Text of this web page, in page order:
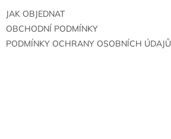
JAK OBJEDNAT
OBCHODNÍ PODMÍNKY
PODMÍNKY OCHRANY OSOBNÍCH ÚDAJŮ